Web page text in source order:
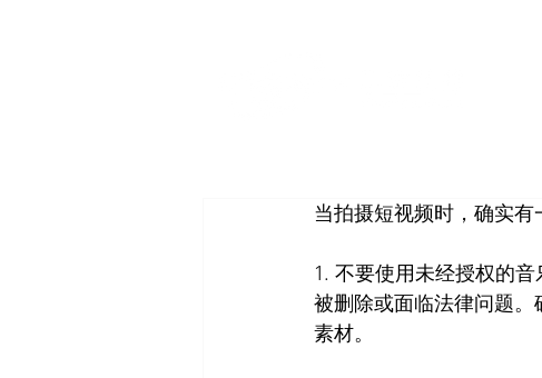
当拍摄短视频时，确实有
1. 不要使用未经授权的
被删除或面临法律问题
素材。